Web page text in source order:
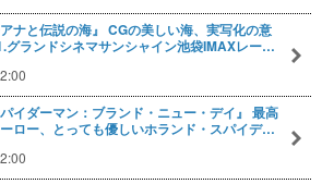
ナと伝説の海』 CGの美しい海、実写化の意
グランドシネマサンシャイン池袋IMAXレー…
イダーマン：ブランド・ニュー・デイ』 最高
ロー、とっても優しいホランド・スパイデ…